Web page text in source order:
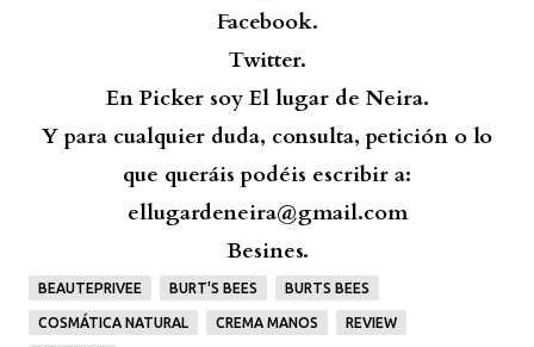
Facebook.
Twitter.
En Picker soy El lugar de Neira.
Y para cualquier duda, consulta, petición o lo
que queráis podéis escribir a:
ellugardeneira@gmail.com
Besines.
BEAUTEPRIVEE BURT'S BEES BURTS BEES
COSMÁTICA NATURAL CREMA MANOS REVIEW